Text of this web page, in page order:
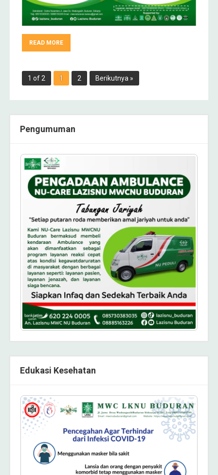
READ MORE
1 of 2 1 2 Berikutnya »
Pengumuman
Edukasi Kesehatan